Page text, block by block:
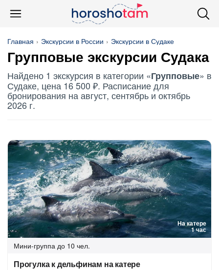
Главная Экскурсии в России Экскурсии в Судаке
Групповые экскурсии Судака
Найдено 1 экскурсия в категории «Групповые» в
Судаке, цена 16 500 ₽. Расписание для
бронирования на август, сентябрь и октябрь
2026 г.
На катере
1 час
Мини-группа до 10 чел.
Прогулка к дельфинам на катере